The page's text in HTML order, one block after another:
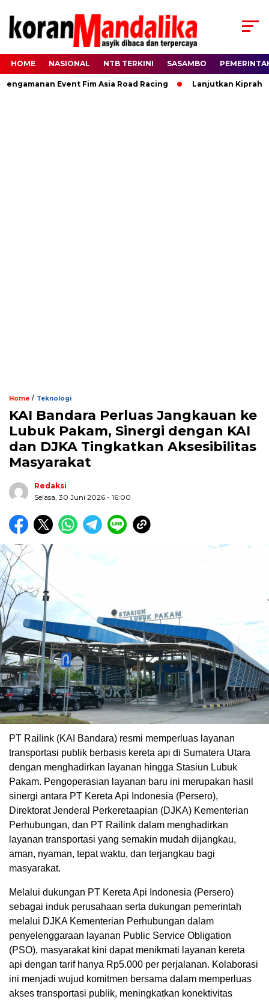
HOME NASIONAL NTB TERKINI SASAMBO
Event Fim Asia Road Racing Lanjutkan Kiprah
Home / Teknologi
KAI Bandara Perluas Jangkauan ke
Lubuk Pakam, Sinergi dengan KAI
dan DJKA Tingkatkan Aksesibilitas
Masyarakat
Redaksi
Selasa, 30 Juni 2026 - 16:00
PT Railink (KAI Bandara) resmi memperluas layanan
transportasi publik berbasis kereta api di Sumatera Utara
dengan menghadirkan layanan hingga Stasiun Lubuk
Pakam. Pengoperasian layanan baru ini merupakan hasil
sinergi antara PT Kereta Api Indonesia (Persero),
Direktorat Jenderal Perkeretaapian (DJKA) Kementerian
Perhubungan, dan PT Railink dalam menghadirkan
layanan transportasi yang semakin mudah dijangkau,
aman, nyaman, tepat waktu, dan terjangkau bagi
masyarakat.
Melalui dukungan PT Kereta Api Indonesia (Persero)
sebagai induk perusahaan serta dukungan pemerintah
melalui DJKA Kementerian Perhubungan dalam
penyelenggaraan layanan Public Service Obligation
(PSO), masyarakat kini dapat menikmati layanan kereta
api dengan tarif hanya Rp5.000 per perjalanan. Kolaborasi
ini menjadi wujud komitmen bersama dalam memperluas
akses transportasi publik, meningkatkan konektivitas